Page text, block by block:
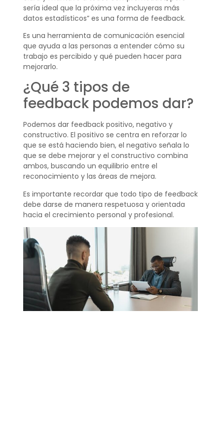
sería ideal que la próxima vez incluyeras más
datos estadísticos” es una forma de feedback.
Es una herramienta de comunicación esencial
que ayuda a las personas a entender cómo su
trabajo es percibido y qué pueden hacer para
mejorarlo.
¿Qué 3 tipos de
feedback podemos dar?
Podemos dar feedback positivo, negativo y
constructivo. El positivo se centra en reforzar lo
que se está haciendo bien, el negativo señala lo
que se debe mejorar y el constructivo combina
ambos, buscando un equilibrio entre el
reconocimiento y las áreas de mejora.
Es importante recordar que todo tipo de feedback
debe darse de manera respetuosa y orientada
hacia el crecimiento personal y profesional.